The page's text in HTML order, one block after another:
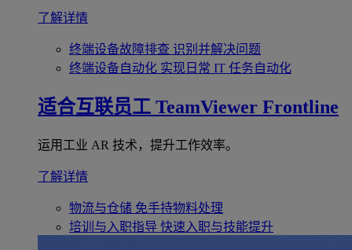
了解详情
终端设备故障排查 识别并解决问题
终端设备自动化 实现日常 IT 任务自动化
适合互联员工 TeamViewer Frontline
运用工业 AR 技术，提升工作效率。
了解详情
物流与仓储 免手持物料处理
培训与入职指导 快速入职与技能提升